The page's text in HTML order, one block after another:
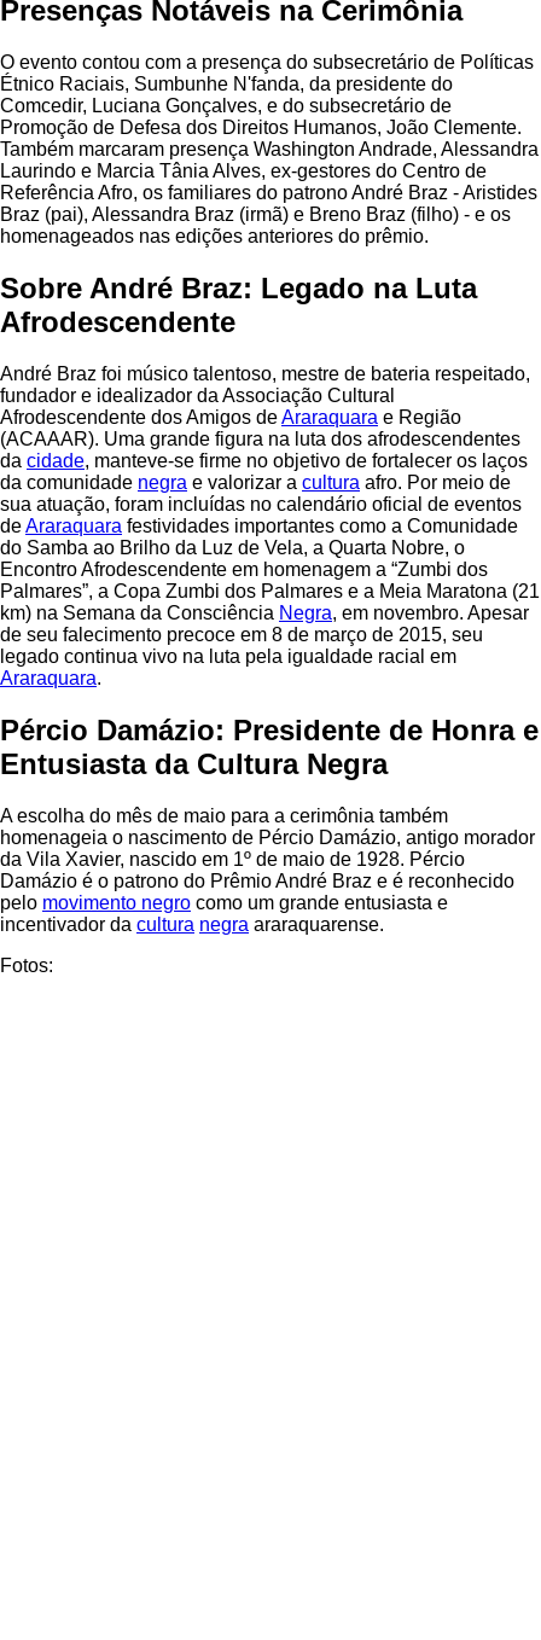
Presenças Notáveis na Cerimônia
O evento contou com a presença do subsecretário de Políticas
Étnico Raciais, Sumbunhe N'fanda, da presidente do
Comcedir, Luciana Gonçalves, e do subsecretário de
Promoção de Defesa dos Direitos Humanos, João Clemente.
Também marcaram presença Washington Andrade, Alessandra
Laurindo e Marcia Tânia Alves, ex-gestores do Centro de
Referência Afro, os familiares do patrono André Braz - Aristides
Braz (pai), Alessandra Braz (irmã) e Breno Braz (filho) - e os
homenageados nas edições anteriores do prêmio.
Sobre André Braz: Legado na Luta
Afrodescendente
André Braz foi músico talentoso, mestre de bateria respeitado,
fundador e idealizador da Associação Cultural
Afrodescendente dos Amigos deAraraquara e Região
(ACAAAR). Uma grande figura na luta dos afrodescendentes
da cidade, manteve-se firme no objetivo de fortalecer os laços
da comunidade negra e valorizar a cultura afro. Por meio de
sua atuação, foram incluídas no calendário oficial de eventos
deAraraquara festividades importantes como a Comunidade
do Samba ao Brilho da Luz de Vela, a Quarta Nobre, o
Encontro Afrodescendente em homenagem a “Zumbi dos
Palmares”, a Copa Zumbi dos Palmares e a Meia Maratona (21
km) na Semana da Consciência Negra, em novembro. Apesar
de seu falecimento precoce em 8 de março de 2015, seu
legado continua vivo na luta pela igualdade racial em
Araraquara.
Pércio Damázio: Presidente de Honra e
Entusiasta da Cultura Negra
A escolha do mês de maio para a cerimônia também
homenageia o nascimento de Pércio Damázio, antigo morador
da Vila Xavier, nascido em 1º de maio de 1928. Pércio
Damázio é o patrono do Prêmio André Braz e é reconhecido
pelo movimento negro como um grande entusiasta e
incentivador da cultura negra araraquarense.
Fotos: